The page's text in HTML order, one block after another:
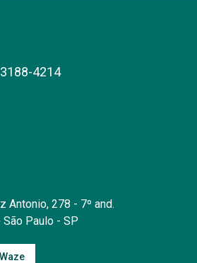
3188-4214
Antonio, 278 - 7º and.
Paulo - SP
Waze